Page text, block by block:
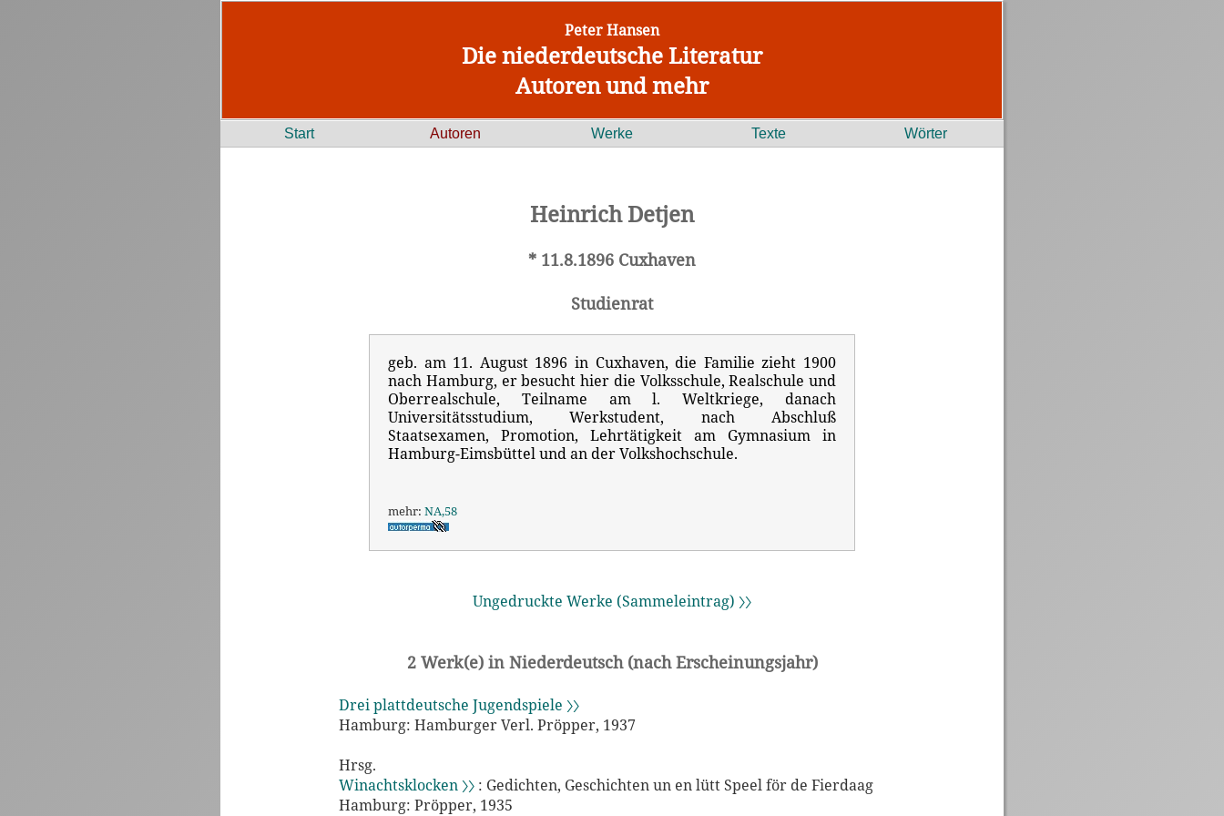
Peter Hansen
Die niederdeutsche Literatur
Autoren und mehr
Start Autoren Werke Texte Wörter
Heinrich Detjen
* 11.8.1896 Cuxhaven
Studienrat
geb. am 11. August 1896 in Cuxhaven, die Familie zieht 1900
nach Hamburg, er besucht hier die Volksschule, Realschule und
Oberrealschule, Teilname am l. Weltkriege, danach
Universitätsstudium, Werkstudent, nach Abschluß
Staatsexamen, Promotion, Lehrtätigkeit am Gymnasium in
Hamburg-Eimsbüttel und an der Volkshochschule.
mehr: NA,58
Ungedruckte Werke (Sammeleintrag) 〉〉
2 Werk(e) in Niederdeutsch (nach Erscheinungsjahr)
Drei plattdeutsche Jugendspiele 〉〉
Hamburg: Hamburger Verl. Pröpper, 1937
Hrsg.
Winachtsklocken 〉〉 : Gedichten, Geschichten un en lütt Speel för de Fierdaag
Hamburg: Pröpper, 1935